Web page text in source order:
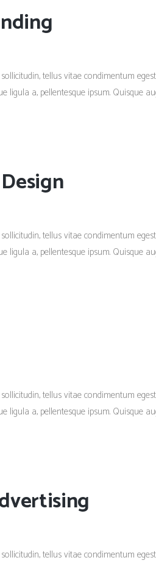
tellus vitae condimentum
a, pellentesque ipsum. Quisque
tellus vitae condimentum
a, pellentesque ipsum. Quisque
tellus vitae condimentum
a, pellentesque ipsum. Quisque
tellus vitae condimentum